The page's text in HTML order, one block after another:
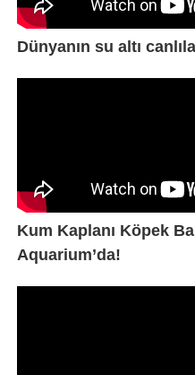
Dünyanın su altı
Kum Kaplanı Köpek
Aquarium’da!